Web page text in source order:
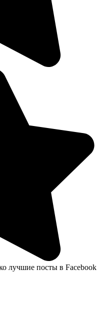
лучшие посты в Facebook